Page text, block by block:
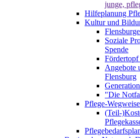
junge,
Hilfeplanung
Kultur und
Soziale
Spende
Angebote
Flensburg
"Die
Pflege-
(Teil-